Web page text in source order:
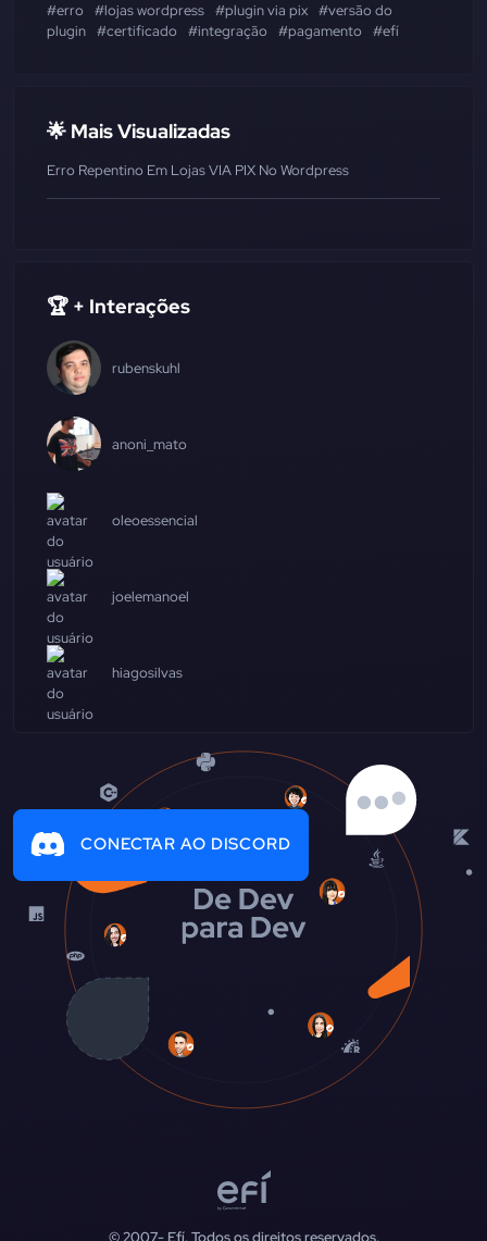
#erro #lojas wordpress #plugin via pix #versão do
plugin #certificado #integração #pagamento #efí
🌟 Mais Visualizadas
Erro Repentino Em Lojas VIA PIX No Wordpress
🏆 + Interações
rubenskuhl
anoni_mato
oleoessencial
joelemanoel
hiagosilvas
CONECTAR AO DISCORD